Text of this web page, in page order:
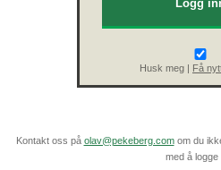
Husk meg | Få
Kontakt oss på olav@pekeberg.comom du
med å logge